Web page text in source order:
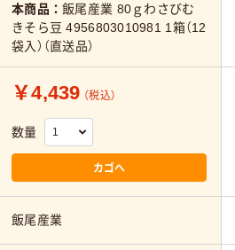
本商品：飯尾産業 80ｇわさびむ
きそら豆 4956803010981 1箱（12
袋入）（直送品）
￥4,439 （税込）
数量
カゴへ
飯尾産業